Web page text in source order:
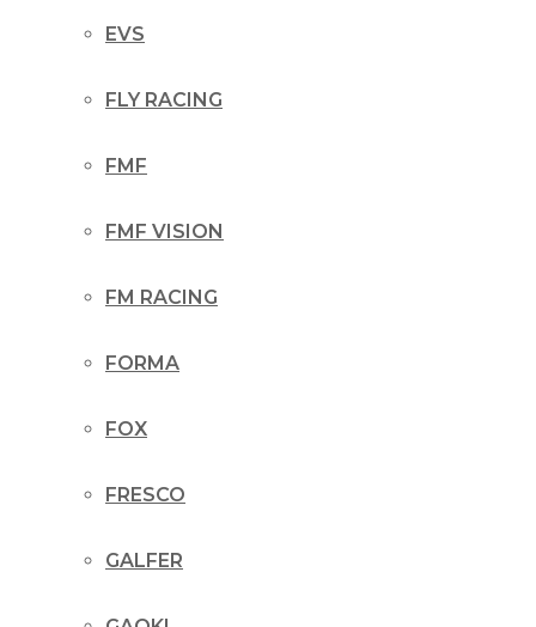
EVS
FLY RACING
FMF
FMF VISION
FM RACING
FORMA
FOX
FRESCO
GALFER